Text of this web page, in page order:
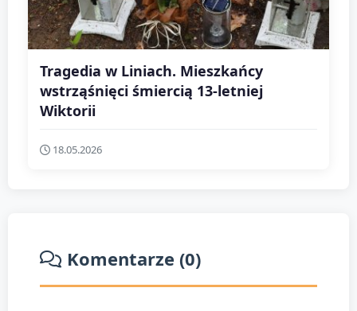
Tragedia w Liniach. Mieszkańcy
wstrząśnięci śmiercią 13-letniej
Wiktorii
18.05.2026
Komentarze (0)